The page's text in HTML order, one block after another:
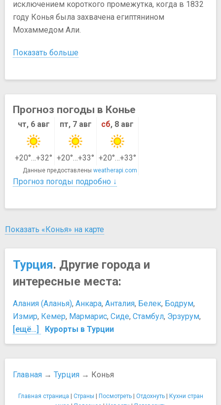
исключением короткого промежутка, когда в 1832
году Конья была захвачена египтянином
Мохаммедом Али.
Показать больше
Прогноз погоды в Конье
чт, 6 авг пт, 7 авг сб, 8 авг
+20°…+32° +20°…+33° +20°…+33°
Данные предоставлены weatherapi.com
Прогноз погоды подробно ↓
Показать «Конья» на карте
Турция. Другие города и
интересные места:
Алания (Аланья), Анкара, Анталия, Белек, Бодрум,
Измир, Кемер, Мармарис, Сиде, Стамбул, Эрзурум,
[ещё…]
Курорты в Турции
Главная → Турция → Конья
Главная страница | Страны | Посмотреть| Отдохнуть| Кухни стран